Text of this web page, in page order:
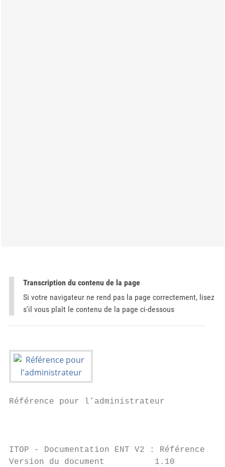
Transcription du contenu de la page
Si votre navigateur ne rend pas la page correctement, lisez
s'il vous plaît le contenu de la page ci-dessous
Référence pour l’administrateur
ITOP - Documentation ENT V2 : Référence
Version du document          1.10